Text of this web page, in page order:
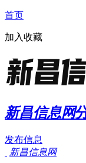
首页
加入收藏
新昌信息网
发布信息
新昌信息网